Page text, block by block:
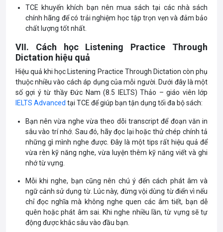
TCE khuyến khích bạn nên mua sách tại các nhà sách
chính hãng để có trải nghiệm học tập trọn vẹn và đảm bảo
chất lượng tốt nhất.
VII. Cách học Listening Practice Through
Dictation hiệu quả
Hiệu quả khi học Listening Practice Through Dictation còn phụ
thuộc nhiều vào cách áp dụng của mỗi người. Dưới đây là một
số gợi ý từ thầy Đức Nam (8.5 IELTS) Thảo – giáo viên lớp
IELTS Advanced tại TCE để giúp bạn tận dụng tối đa bộ sách:
Bạn nên vừa nghe vừa theo dõi transcript để đoạn văn in
sâu vào trí nhớ. Sau đó, hãy đọc lại hoặc thử chép chính tả
những gì mình nghe được. Đây là một tips rất hiệu quả để
vừa rèn kỹ năng nghe, vừa luyện thêm kỹ năng viết và ghi
nhớ từ vựng.
Mỗi khi nghe, bạn cũng nên chú ý đến cách phát âm và
ngữ cảnh sử dụng từ. Lúc này, đừng vội dùng từ điển vì nếu
chỉ đọc nghĩa mà không nghe quen các âm tiết, bạn dễ
quên hoặc phát âm sai. Khi nghe nhiều lần, từ vựng sẽ tự
động được khắc sâu vào đầu bạn.